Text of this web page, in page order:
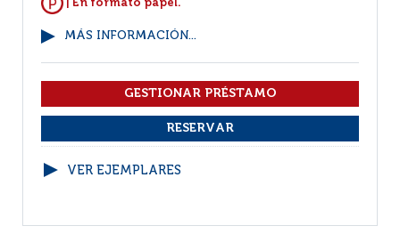
| En formato papel.
MÁS INFORMACIÓN...
VER EJEMPLARES